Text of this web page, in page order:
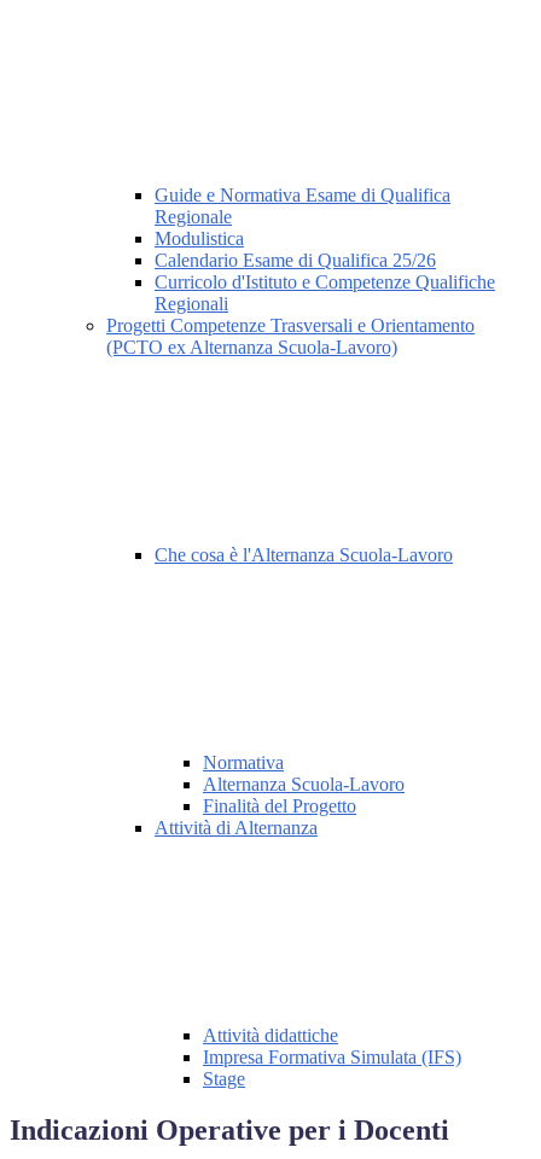
Guide e Normativa Esame di Qualifica
Regionale
Modulistica
Calendario Esame di Qualifica 25/26
Curricolo d'Istituto e Competenze Qualifiche
Regionali
Progetti Competenze Trasversali e Orientamento
(PCTO ex Alternanza Scuola-Lavoro)
Che cosa è l'Alternanza Scuola-Lavoro
Normativa
Alternanza Scuola-Lavoro
Finalità del Progetto
Attività di Alternanza
Attività didattiche
Impresa Formativa Simulata (IFS)
Stage
Indicazioni Operative per i Docenti